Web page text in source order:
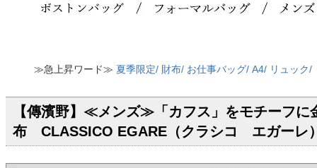
≫急上昇ワード≫ 夏季限定/ 財布/ お仕事バッグ/ A4/ リュック/
【傳濱野】≪メンズ≫「カフス」をモチーフに
布 CLASSICO EGARE（クラシコ エガーレ